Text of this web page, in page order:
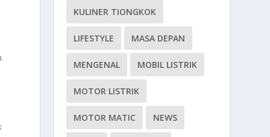
KULINER TIONGKOK
LIFESTYLE MASA DEPAN
MENGENAL MOBIL LISTRIK
MOTOR LISTRIK
MOTOR MATIC NEWS